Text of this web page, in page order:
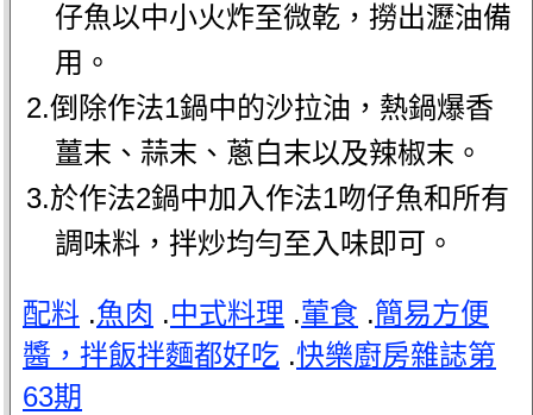
仔魚以中小火炸至微乾，撈出瀝油備
用。
2.倒除作法1鍋中的沙拉油，熱鍋爆香
薑末、蒜末、蔥白末以及辣椒末。
3.於作法2鍋中加入作法1吻仔魚和所有
調味料，拌炒均勻至入味即可。
配料 .魚肉 .中式料理 .葷食 .簡易方便
醬，拌飯拌麵都好吃 .快樂廚房雜誌第
63期